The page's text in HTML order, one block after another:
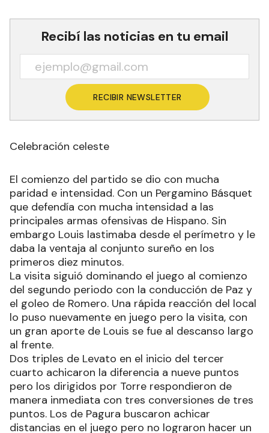
Recibí las noticias en tu email
RECIBIR NEWSLETTER
Celebración celeste
El comienzo del partido se dio con mucha
paridad e intensidad. Con un Pergamino Básquet
que defendía con mucha intensidad a las
principales armas ofensivas de Hispano. Sin
embargo Louis lastimaba desde el perímetro y le
daba la ventaja al conjunto sureño en los
primeros diez minutos.
La visita siguió dominando el juego al comienzo
del segundo periodo con la conducción de Paz y
el goleo de Romero. Una rápida reacción del local
lo puso nuevamente en juego pero la visita, con
un gran aporte de Louis se fue al descanso largo
al frente.
Dos triples de Levato en el inicio del tercer
cuarto achicaron la diferencia a nueve puntos
pero los dirigidos por Torre respondieron de
manera inmediata con tres conversiones de tres
puntos. Los de Pagura buscaron achicar
distancias en el juego pero no lograron hacer un